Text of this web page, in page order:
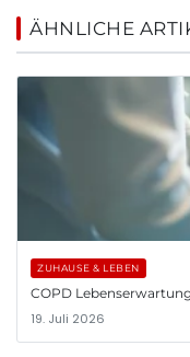
ÄHNLICHE
ZUHAUSE & LEBEN
COPD
19. Juli 2026